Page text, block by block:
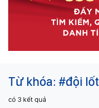
Từ khóa: #đội lốt
có 3 kết quả